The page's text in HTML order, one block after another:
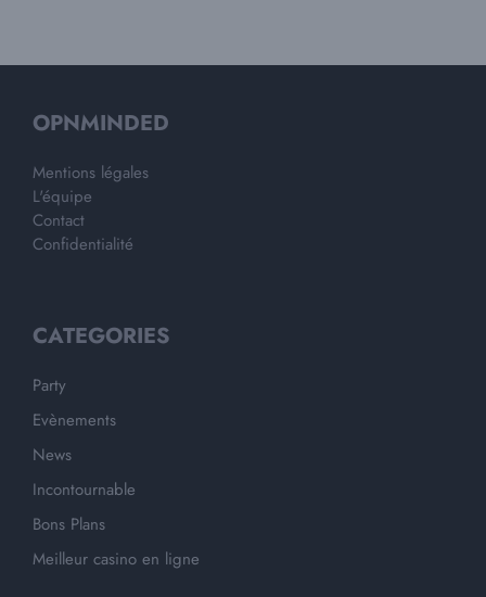
OPNMINDED
Mentions légales
L'équipe
Contact
Confidentialité
CATEGORIES
Party
Evènements
News
Incontournable
Bons Plans
Meilleur casino en ligne